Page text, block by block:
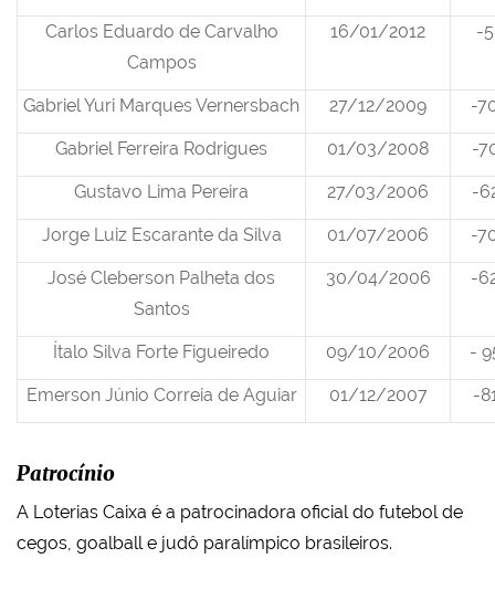
Carlos Eduardo de Carvalho
Campos
16/01/2012 -
Gabriel Yuri Marques Vernersbach 27/12/2009 -
Gabriel Ferreira Rodrigues 01/03/2008 -
Gustavo Lima Pereira 27/03/2006 -
Jorge Luiz Escarante da Silva 01/07/2006 -
José Cleberson Palheta dos
Santos
30/04/2006 -
Ítalo Silva Forte Figueiredo 09/10/2006 -
Emerson Júnio Correia de Aguiar 01/12/2007 -
Patrocínio
A Loterias Caixa é a patrocinadora oficial do futebol de
cegos, goalball e judô paralímpico brasileiros.